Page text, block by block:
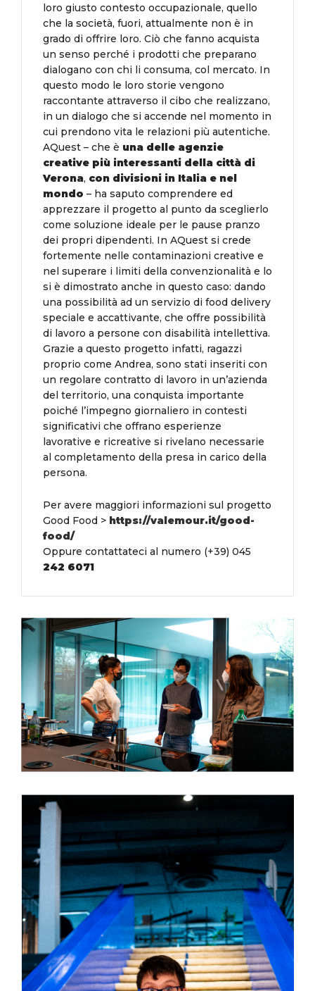
loro giusto contesto occupazionale, quello
che la società, fuori, attualmente non è in
grado di offrire loro. Ciò che fanno acquista
un senso perché i prodotti che preparano
dialogano con chi li consuma, col mercato. In
questo modo le loro storie vengono
raccontante attraverso il cibo che realizzano,
in un dialogo che si accende nel momento in
cui prendono vita le relazioni più autentiche.
AQuest – che è una delle agenzie
creative più interessanti della città di
Verona, con divisioni in Italia e nel
mondo – ha saputo comprendere ed
apprezzare il progetto al punto da sceglierlo
come soluzione ideale per le pause pranzo
dei propri dipendenti. In AQuest si crede
fortemente nelle contaminazioni creative e
nel superare i limiti della convenzionalità e lo
si è dimostrato anche in questo caso: dando
una possibilità ad un servizio di food delivery
speciale e accattivante, che offre possibilità
di lavoro a persone con disabilità intellettiva.
Grazie a questo progetto infatti, ragazzi
proprio come Andrea, sono stati inseriti con
un regolare contratto di lavoro in un’azienda
del territorio, una conquista importante
poiché l’impegno giornaliero in contesti
significativi che offrano esperienze
lavorative e ricreative si rivelano necessarie
al completamento della presa in carico della
persona.
Per avere maggiori informazioni sul progetto
Good Food > https://valemour.it/good-
food/
Oppure contattateci al numero (+39) 045
242 6071